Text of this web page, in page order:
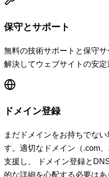
保守とサポート
無料の技術サポートと保守
解決してウェブサイトの安定
ドメイン登録
まだドメインをお持ちでな
す。適切なドメイン（.com
支援し、 ドメイン登録と
的な詳細を心配する必要は